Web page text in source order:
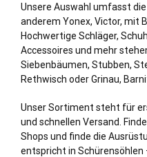
Unsere Auswahl umfasst
anderem Yonex, Victor, mit
Hochwertige Schläger,
Accessoires und mehr
Siebenbäumen, Stubben,
Rethwisch oderGrinau,
Unser Sortiment steht für
und schnellen Versand.
Shops und finde die
entspricht in Schürensöhlen